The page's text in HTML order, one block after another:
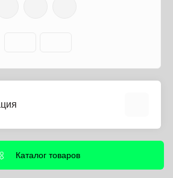
Каталог товаров